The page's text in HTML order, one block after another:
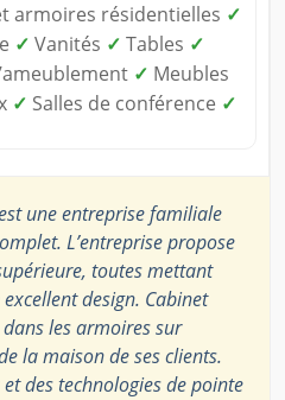
armoires résidentielles ✓
✓ Vanités ✓ Tables ✓
✓ Meubles
✓ Salles de conférence ✓
une entreprise familiale
L’entreprise propose
toutes mettant
design. Cabinet
les armoires sur
la maison de ses clients.
des technologies de pointe